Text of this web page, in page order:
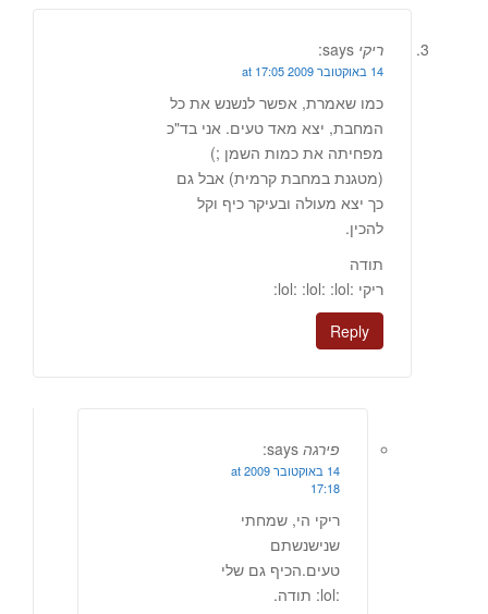
ריקי says:
14 באוקטובר 2009 at 17:05
כמו שאמרת, אפשר לנשנש את כל
המחבת, יצא מאד טעים. אני בד"כ
מפחיתה את כמות השמן ;)
(מטגנת במחבת קרמית) אבל גם
כך יצא מעולה ובעיקר כיף וקל
להכין.
תודה
ריקי :lol: :lol: :lol:
Reply
פירגה says:
14 באוקטובר 2009 at
17:18
ריקי הי, שמחתי
שנישנשתם
טעים.הכיף גם שלי
:lol: תודה.